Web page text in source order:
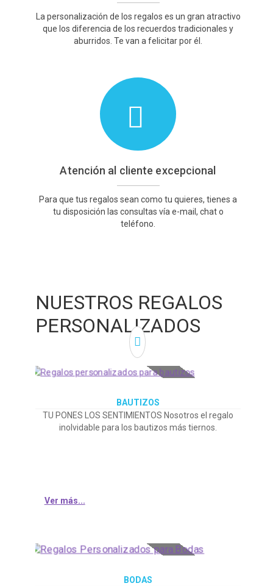
La personalización de los regalos es un gran atractivo
que los diferencia de los recuerdos tradicionales y
aburridos. Te van a felicitar por él.
Atención al cliente excepcional
Para que tus regalos sean como tu quieres, tienes a
tu disposición las consultas vía e-mail, chat o
teléfono.
NUESTROS REGALOS
PERSONALIZADOS
BAUTIZOS
TU PONES LOS SENTIMIENTOS Nosotros el regalo
inolvidable para los bautizos más tiernos.
Ver más...
BODAS